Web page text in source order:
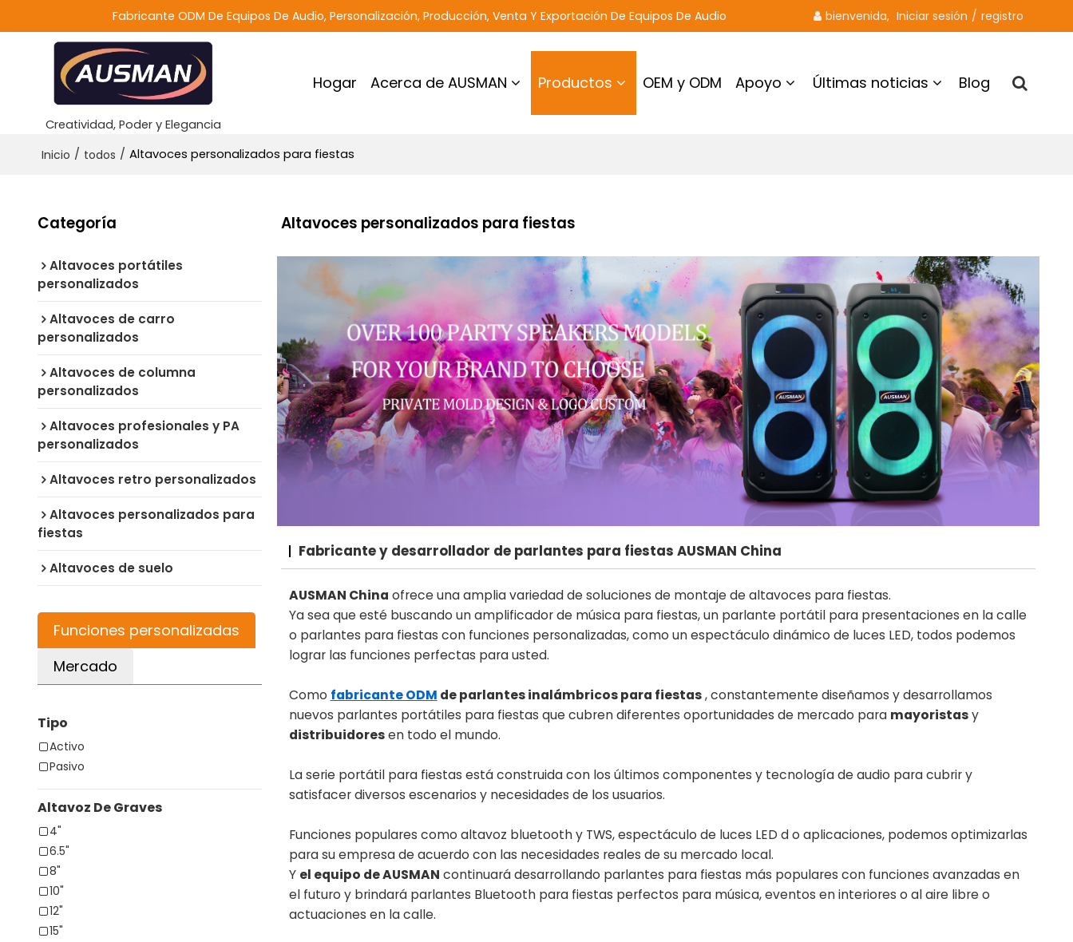
Fabricante ODM De Equipos De Audio, Personalización, Producción, Venta Y Exportación De Equipos De Audio bienvenida, Iniciar sesión / registro
Creatividad, Poder y Elegancia
Hogar Acerca de AUSMAN Productos OEM y ODM Apoyo Últimas noticias Blog
Inicio / todos / Altavoces personalizados para fiestas
Categoría
Altavoces portátiles
personalizados
Altavoces de carro
personalizados
Altavoces de columna
personalizados
Altavoces profesionales y PA
personalizados
Altavoces retro personalizados
Altavoces personalizados para
fiestas
Altavoces de suelo
Funciones personalizadas
Mercado
Tipo
Activo
Pasivo
Altavoz De Graves
4"
6.5"
8"
10"
12"
15"
Altavoces personalizados para fiestas
Fabricante y desarrollador de parlantes para fiestas AUSMAN China
AUSMAN China ofrece una amplia variedad de soluciones de montaje de altavoces para fiestas.
Ya sea que esté buscando un amplificador de música para fiestas, un parlante portátil para presentaciones en la calle
o parlantes para fiestas con funciones personalizadas, como un espectáculo dinámico de luces LED, todos podemos
lograr las funciones perfectas para usted.
Como fabricante ODM de parlantes inalámbricos para fiestas, constantemente diseñamos y desarrollamos
nuevos parlantes portátiles para fiestas que cubren diferentes oportunidades de mercado para mayoristas
y
distribuidoresen todo el mundo.
La serie portátil para fiestas está construida con los últimos componentes y tecnología de audio para cubrir y
satisfacer diversos escenarios y necesidades de los usuarios.
Funciones populares como altavoz bluetooth y TWS, espectáculo de luces LED d o aplicaciones, podemos optimizarlas
para su empresa de acuerdo con las necesidades reales de su mercado local.
Y el equipo de AUSMAN continuará desarrollando parlantes para fiestas más populares con funciones avanzadas en
el futuro y brindará parlantes Bluetooth para fiestas perfectos para música, eventos en interiores o al aire libre o
actuaciones en la calle.